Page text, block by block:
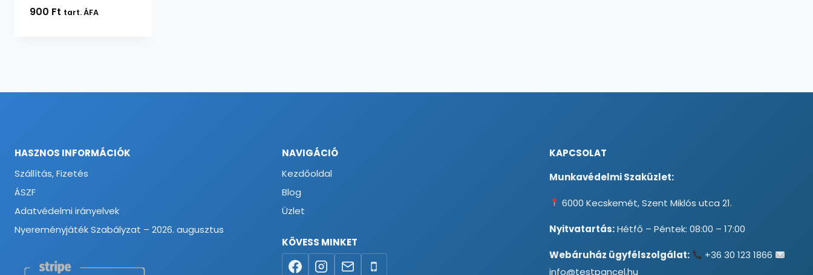
900 Ft tart. ÁFA
HASZNOS INFORMÁCIÓK
Szállítás, Fizetés
ÁSZF
Adatvédelmi irányelvek
Nyereményjáték Szabályzat – 2026. augusztus
NAVIGÁCIÓ
Kezdőoldal
Blog
Üzlet
KÖVESS MINKET
KAPCSOLAT
Munkavédelmi Szaküzlet:
6000 Kecskemét, Szent Miklós utca 21.
Nyitvatartás:Hétfő – Péntek: 08:00 – 17:00
Webáruház ügyfélszolgálat:
+36 30 123 1866
info@testpancel.hu